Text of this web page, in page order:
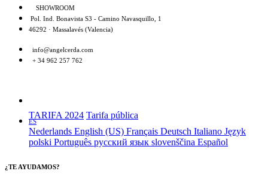
SHOWROOM
Pol. Ind. Bonavista S3 - Camino Navasquillo, 1
46292 · Massalavés (Valencia)
info@angelcerda.com
+ 34 962 257 762
TARIFA 2024 Tarifa pública
ES
Nederlands English (US) Français Deutsch Italiano Język
polski Português русский язык slovenščina Español
¿TE AYUDAMOS?